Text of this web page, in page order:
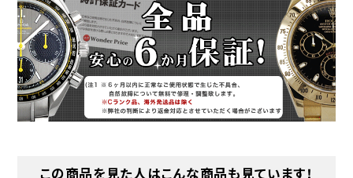
この商品を見た人はこんな商品も見ています！